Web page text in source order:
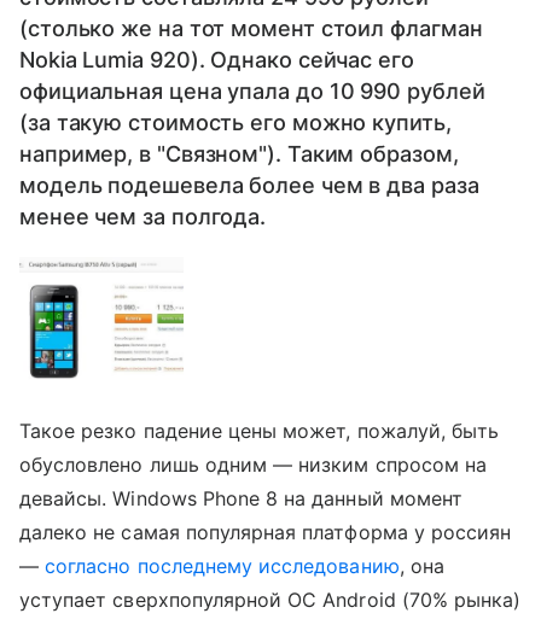
(столько же на тот момент стоил флагман
Nokia Lumia 920). Однако сейчас его
официальная цена упала до 10 990 рублей
(за такую стоимость его можно купить,
например, в "Связном"). Таким образом,
модель подешевела более чем в два раза
менее чем за полгода.
Такое резко падение цены может, пожалуй, быть
обусловлено лишь одним — низким спросом на
девайсы. Windows Phone 8 на данный момент
далеко не самая популярная платформа у россиян
—согласно последнему исследованию, она
уступает сверхпопулярной ОС Android (70% рынка)